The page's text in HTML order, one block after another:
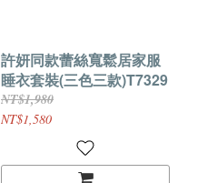
許妍同款蕾絲寬鬆居家服
睡衣套裝(三色三款)T7329
NT$1,980
NT$1,580